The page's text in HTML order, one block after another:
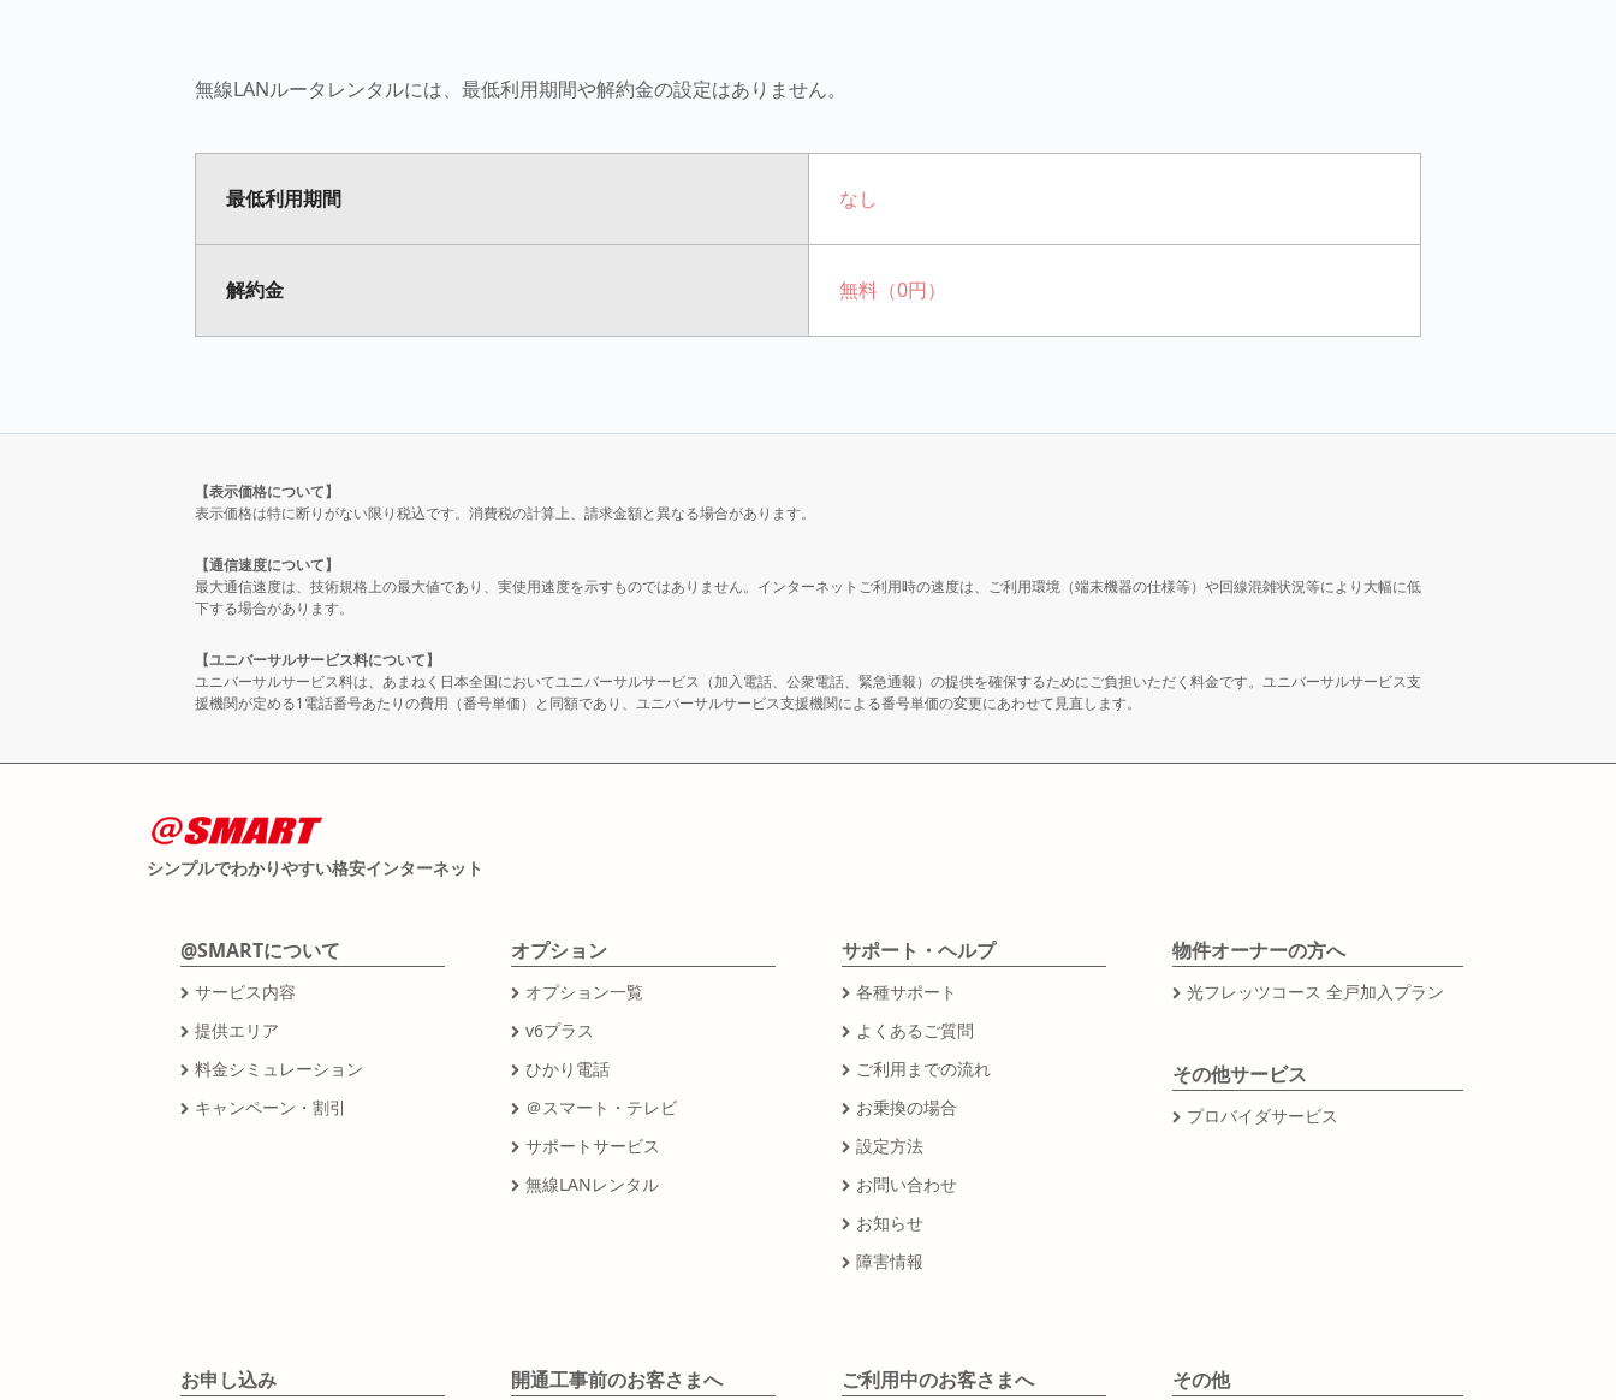
無線LANルータレンタルには、最低利用期間や解約金の設定はありません。
最低利用期間 なし
解約金 無料（0円）
【表示価格について】
表示価格は特に断りがない限り税込です。消費税の計算上、請求金額と異なる場合があります。
【通信速度について】
最大通信速度は、技術規格上の最大値であり、実使用速度を示すものではありません。インターネットご利用時の速度は、ご利用環境（端末機器の仕様等）や回線混雑状況等により大幅に低
下する場合があります。
【ユニバーサルサービス料について】
ユニバーサルサービス料は、あまねく日本全国においてユニバーサルサービス（加入電話、公衆電話、緊急通報）の提供を確保するためにご負担いただく料金です。ユニバーサルサービス支
援機関が定める1電話番号あたりの費用（番号単価）と同額であり、ユニバーサルサービス支援機関による番号単価の変更にあわせて見直します。
シンプルでわかりやすい格安インターネット
@SMARTについて
サービス内容
提供エリア
料金シミュレーション
キャンペーン・割引
オプション
オプション一覧
v6プラス
ひかり電話
＠スマート・テレビ
サポートサービス
無線LANレンタル
サポート・ヘルプ
各種サポート
よくあるご質問
ご利用までの流れ
お乗換の場合
設定方法
お問い合わせ
お知らせ
障害情報
物件オーナーの方へ
光フレッツコース 全戸加入プラン
その他サービス
プロバイダサービス
お申し込み 開通工事前のお客さまへ ご利用中のお客さまへ その他